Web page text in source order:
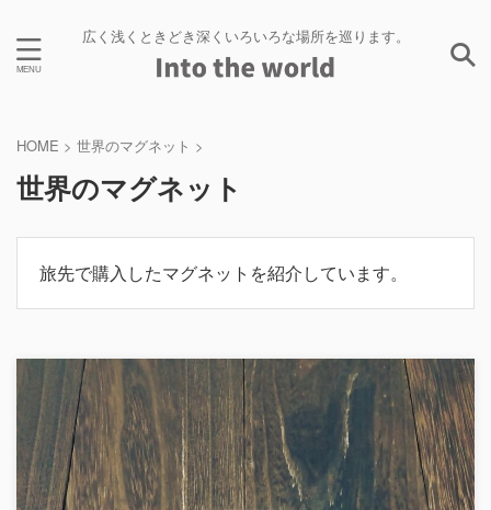
広く浅くときどき深くいろいろな場所を巡ります。
HOME > 世界のマグネット >
世界のマグネット
旅先で購入したマグネットを紹介しています。